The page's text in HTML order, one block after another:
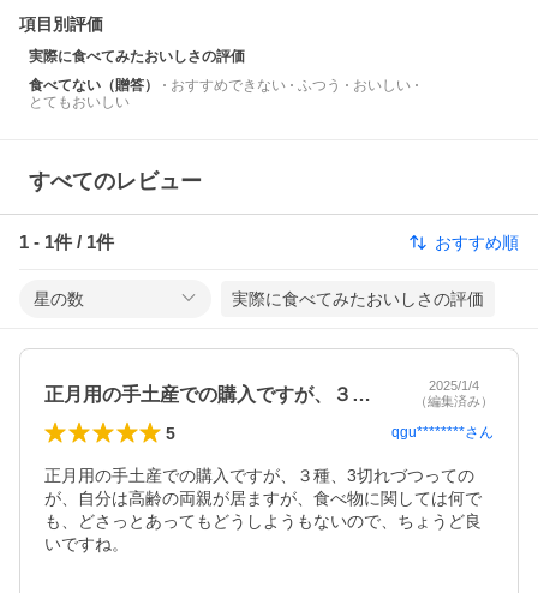
項目別評価
実際に食べてみたおいしさの評価
食べてない（贈答）
おすすめできない ふつう
おいしい
とてもおいしい
すべてのレビュー
1 - 1件 / 1件 おすすめ順
星の数 実際に食べてみたおいしさの評価
正月用の手土産での購入ですが、３種、3…
2025/1/4
（編集済み）
5 qgu********さん
正月用の手土産での購入ですが、３種、3切れづつっての
が、自分は高齢の両親が居ますが、食べ物に関しては何で
も、どさっとあってもどうしようもないので、ちょうど良
いですね。